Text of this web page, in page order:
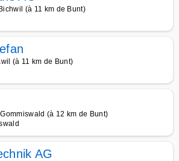
(à 11 km de Bunt)
(à 11 km de Bunt)
(à 12 km de Bunt)
AG